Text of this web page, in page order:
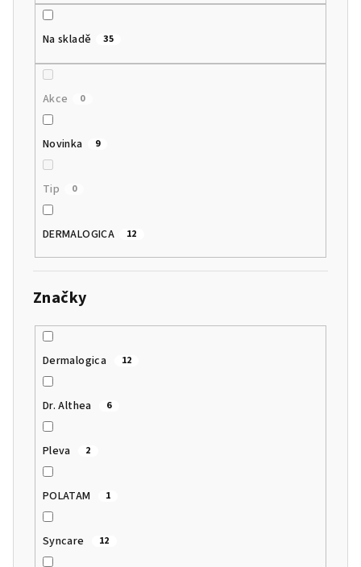
Na skladě 35
Akce 0
Novinka 9
Tip 0
DERMALOGICA 12
Značky
Dermalogica 12
Dr. Althea 6
Pleva 2
POLATAM 1
Syncare 12